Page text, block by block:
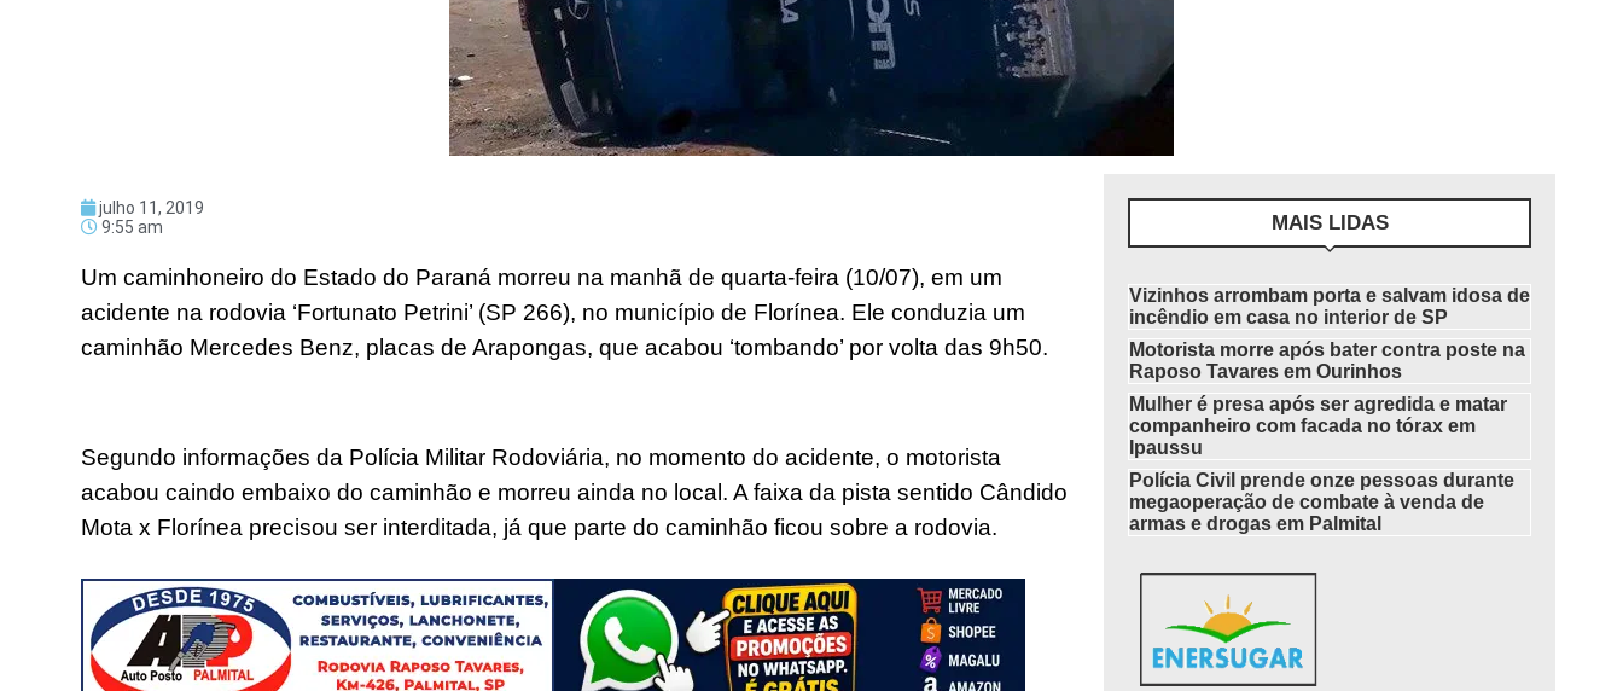
julho 11, 2019
9:55 am
Um caminhoneiro do Estado do Paraná morreu na manhã de quarta-feira (10/07), em um
acidente na rodovia ‘Fortunato Petrini’ (SP 266), no município de Florínea. Ele conduzia um
caminhão Mercedes Benz, placas de Arapongas, que acabou ‘tombando’ por volta das 9h50.
Segundo informações da Polícia Militar Rodoviária, no momento do acidente, o motorista
acabou caindo embaixo do caminhão e morreu ainda no local. A faixa da pista sentido Cândido
Mota x Florínea precisou ser interditada, já que parte do caminhão ficou sobre a rodovia.
MAIS LIDAS
Vizinhos arrombam porta e salvam idosa de
incêndio em casa no interior de SP
Motorista morre após bater contra poste na
Raposo Tavares em Ourinhos
Mulher é presa após ser agredida e matar
companheiro com facada no tórax em
Ipaussu
Polícia Civil prende onze pessoas durante
megaoperação de combate à venda de
armas e drogas em Palmital